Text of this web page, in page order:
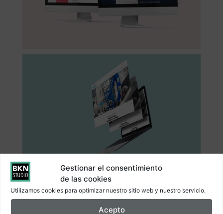
Gestionar el consentimiento
de las cookies
Utilizamos cookies para optimizar nuestro sitio web y nuestro servicio.
Acepto